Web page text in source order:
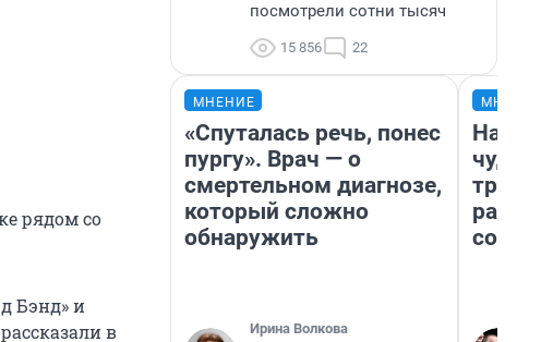
рядом со
Бэнд» и
в
посмотрели сотни тысяч
15 856 22
МНЕНИЕ
«Спуталась речь, понес
пургу». Врач — о
смертельном диагнозе,
который сложно
обнаружить
Ирина Волкова